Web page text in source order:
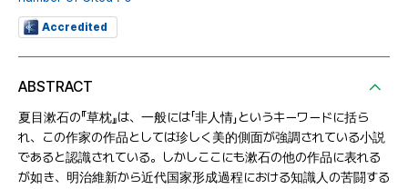
Accredited
ABSTRACT
夏目漱石の『草枕』は、一般には「非人情」というキーワードに括ら
れ、この作家の作品としては珍しく美的側面が強調されている小説
であると認識されている。しかしここにも漱石の他の作品に表れる
が如き、明治維新から近代国家形成過程における知識人の苦闘する